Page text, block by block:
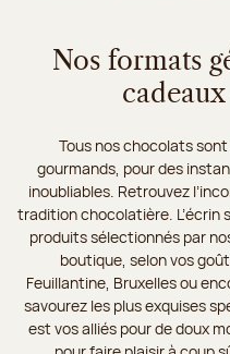
Nos formats
Tous nos chocolats
gourmands, pour des
inoubliables. Retrouvez
tradition chocolatière. L’écrin
produits sélectionnés par
boutique, selon vos
Feuillantine, Bruxelles ou
savourez les plus exquises
est vos alliés pour de doux